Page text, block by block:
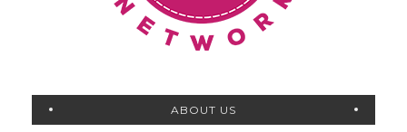
ABOUT US